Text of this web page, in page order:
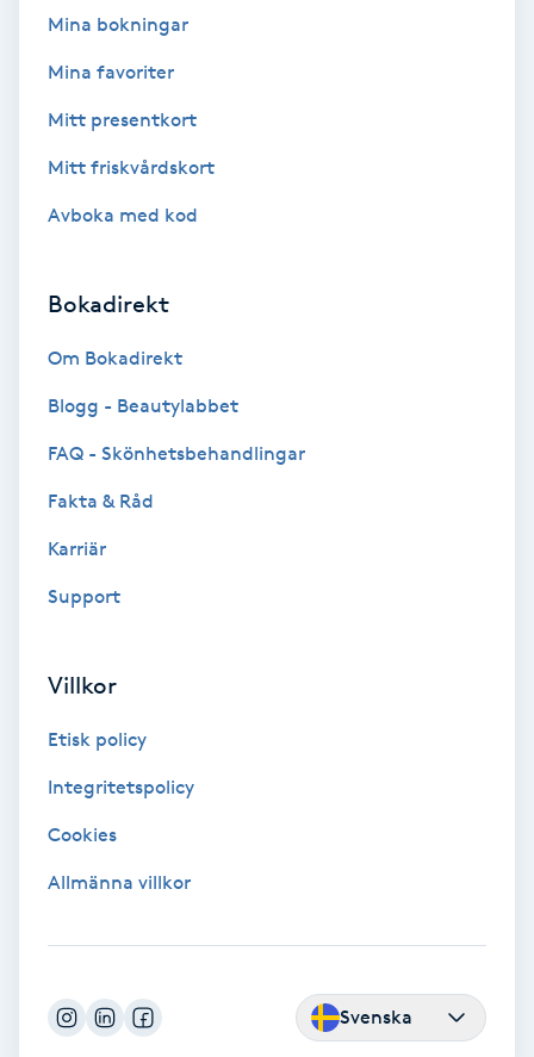
Hollywood Peel
Hot Stone Massage
Hudföryngring
Hudvård
Hyaluronsyra
Hypnos
Hårborttagning
Hårbottenbehandling
Hårförlängning
Hälsa
Hälsprickor
Idrottsmassage
Mina bokningar
Mina favoriter
Mitt presentkort
Mitt friskvårdskort
Avboka med kod
Bokadirekt
Om Bokadirekt
Blogg - Beautylabbet
FAQ - Skönhetsbehandlingar
Fakta & Råd
Karriär
Support
Villkor
Etisk policy
Integritetspolicy
Cookies
Allmänna villkor
Svenska